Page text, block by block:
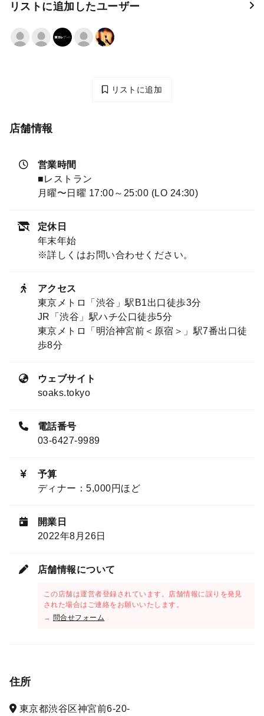
リストに追加したユーザー
リストに追加
店舗情報
営業時間
■レストラン
月曜〜日曜 17:00～25:00 (LO 24:30)
定休日
年末年始
※詳しくはお問い合わせください。
アクセス
東京メトロ「渋谷」駅B1出口徒歩3分
JR「渋谷」駅ハチ公口徒歩5分
東京メトロ「明治神宮前＜原宿＞」駅7番出口徒
歩8分
ウェブサイト
soaks.tokyo
電話番号
03-6427-9989
予算
ディナー：5,000円ほど
開業日
2022年8月26日
店舗情報について
この店舗は運営者登録されています。店舗情報に誤りを発見
された場合はご連絡をお願いいたします。
→ 問合せフォーム
住所
東京都渋谷区神宮前6-20-